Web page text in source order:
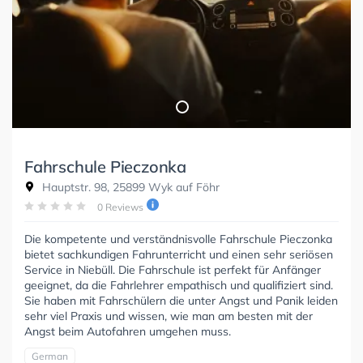
Fahrschule Pieczonka
Hauptstr. 98, 25899 Wyk auf Föhr
0 Reviews
Die kompetente und verständnisvolle Fahrschule Pieczonka
bietet sachkundigen Fahrunterricht und einen sehr seriösen
Service in Niebüll. Die Fahrschule ist perfekt für Anfänger
geeignet, da die Fahrlehrer empathisch und qualifiziert sind.
Sie haben mit Fahrschülern die unter Angst und Panik leiden
sehr viel Praxis und wissen, wie man am besten mit der
Angst beim Autofahren umgehen muss.
German